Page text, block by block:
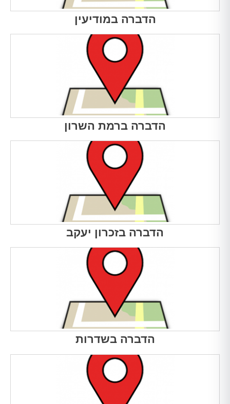
הדברה במודיעין
הדברה ברמת השרון
הדברה בזכרון יעקב
הדברה בשדרות